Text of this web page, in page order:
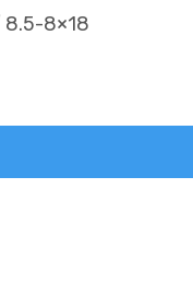
18×8.5-8 / 20.5×8-10